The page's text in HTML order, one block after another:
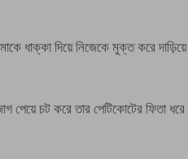
ধাক্কা দিয়ে নিজেকে মুক্ত করে দাড়িয়ে
চট করে তার পেটিকোটের ফিতা ধরে